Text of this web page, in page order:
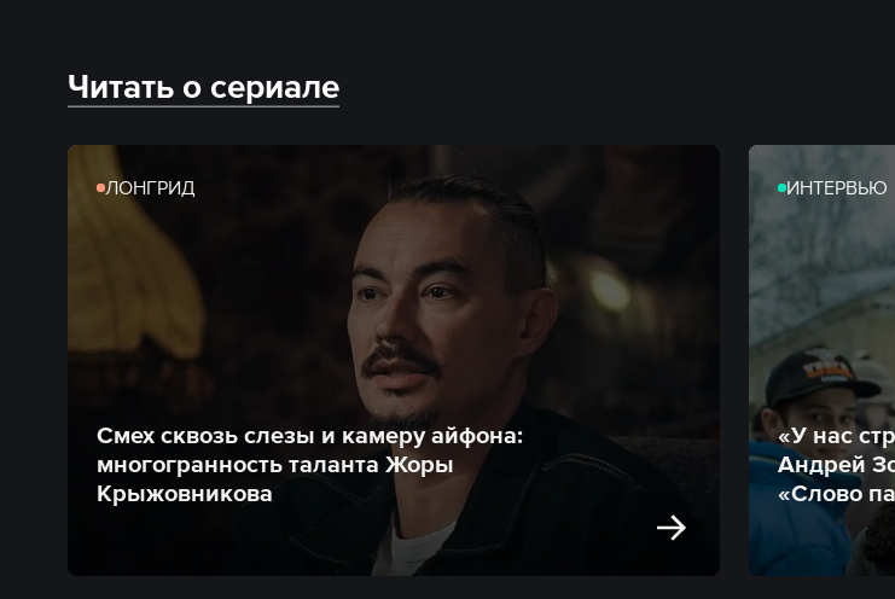
Читать о сериале
ЛОНГРИД
Смех сквозь слезы и камеру айфона:
многогранность таланта Жоры
Крыжовникова
ИНТЕРВЬЮ
«У нас
Андрей
«Слово